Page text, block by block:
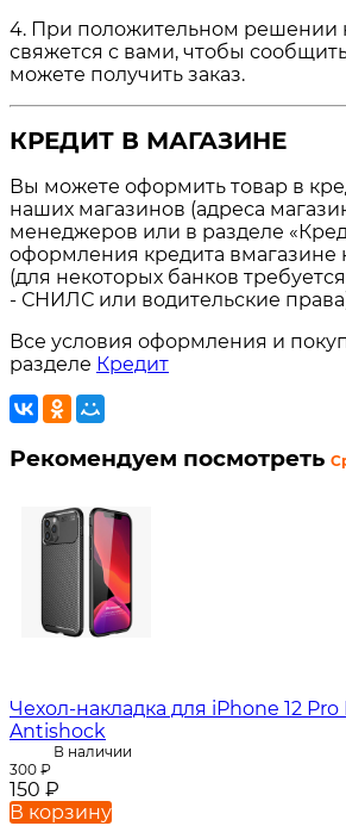
4. При положительном
свяжется с вами, чтобы
можете получить заказ.
КРЕДИТ В МАГАЗИНЕ
Вы можете оформить товар в
наших магазинов (адреса
менеджеров или в разделе
оформления кредита вмагазине
(для некоторых банков
- СНИЛС или водительские
Все условия оформления и
разделе Кредит
Рекомендуем посмотреть
Чехол-накладка для iPhone 12
Antishock
В наличии
300 ₽
150 ₽
В корзину